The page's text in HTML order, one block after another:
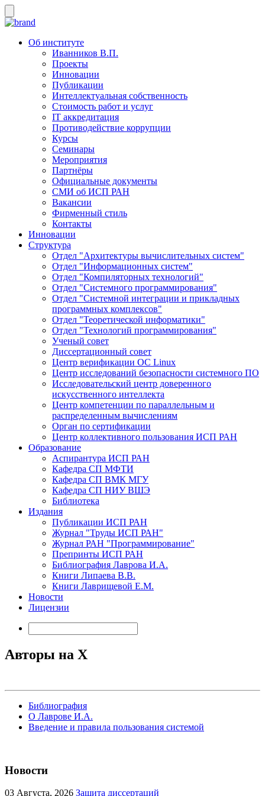
Об институте
Иванников В.П.
Проекты
Инновации
Публикации
Интеллектуальная собственность
Стоимость работ и услуг
IT аккредитация
Противодействие коррупции
Курсы
Семинары
Мероприятия
Партнёры
Официальные документы
СМИ об ИСП РАН
Вакансии
Фирменный стиль
Контакты
Инновации
Структура
Отдел "Архитектуры вычислительных систем"
Отдел "Информационных систем"
Отдел "Компиляторных технологий"
Отдел "Системного программирования"
Отдел "Системной интеграции и прикладных
программных комплексов"
Отдел "Теоретической информатики"
Отдел "Технологий программирования"
Ученый совет
Диссертационный совет
Центр верификации ОС Linux
Центр исследований безопасности системного ПО
Исследовательский центр доверенного
искусственного интеллекта
Центр компетенции по параллельным и
распределенным вычислениям
Орган по сертификации
Центр коллективного пользования ИСП РАН
Образование
Аспирантура ИСП РАН
Кафедра СП МФТИ
Кафедра СП ВМК МГУ
Кафедра СП НИУ ВШЭ
Библиотека
Издания
Публикации ИСП РАН
Журнал "Труды ИСП РАН"
Журнал РАН "Программирование"
Препринты ИСП РАН
Библиография Лаврова И.А.
Книги Липаева В.В.
Книги Лаврищевой Е.М.
Новости
Лицензии
Авторы на X
Библиография
О Лаврове И.А.
Введение и правила пользования системой
Новости
03 Августа, 2026 Защита диссертаций